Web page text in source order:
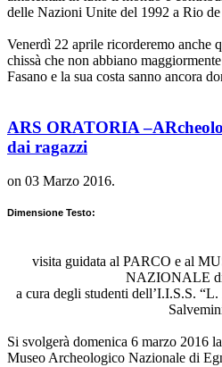
delle Nazioni Unite del 1992 a Rio de
Venerdì 22 aprile ricorderemo anche
chissà che non abbiano
Fasano e la sua costa sanno ancora
ARS ORATORIA
dai ragazzi
on 03 Marzo 2016.
Dimensione Testo:
visita guidata al PARCO e al
NAZIONALE
a cura degli studenti dell’I.I.S.S.
Si svolgerà domenica 6 marzo 2016
Museo Archeologico Nazionale di